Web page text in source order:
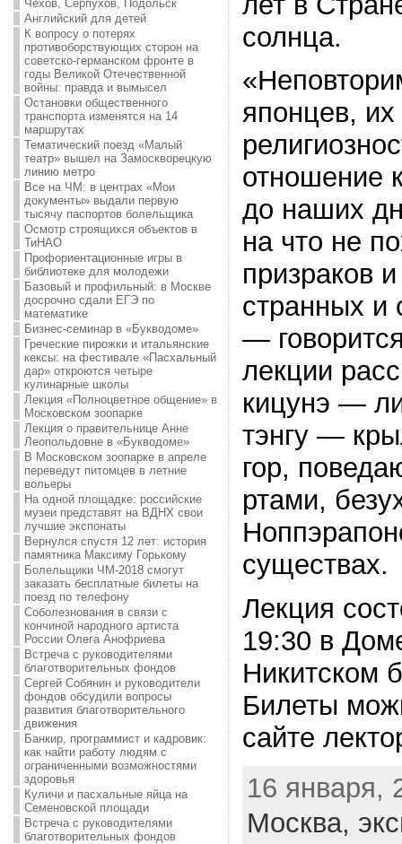
Чехов, Серпухов, Подольск
Английский для детей
К вопросу о потерях
противоборствующих сторон на
советско-германском фронте в
годы Великой Отечественной
войны: правда и вымысел
Остановки общественного
транспорта изменятся на 14
маршрутах
Тематический поезд «Малый
театр» вышел на Замоскворецкую
линию метро
Все на ЧМ: в центрах «Мои
документы» выдали первую
тысячу паспортов болельщика
Осмотр строящихся объектов в
ТиНАО
Профориентационные игры в
библиотеке для молодежи
Базовый и профильный: в Москве
досрочно сдали ЕГЭ по
математике
Бизнес-семинар в «Букводоме»
Греческие пирожки и итальянские
кексы: на фестивале «Пасхальный
дар» откроются четыре
кулинарные школы
Лекция «Полноцветное общение» в
Московском зоопарке
Лекция о правительнице Анне
Леопольдовне в «Букводоме»
В Московском зоопарке в апреле
переведут питомцев в летние
вольеры
На одной площадке: российские
музеи представят на ВДНХ свои
лучшие экспонаты
Вернулся спустя 12 лет: история
памятника Максиму Горькому
Болельщики ЧМ-2018 смогут
заказать бесплатные билеты на
поезд по телефону
Соболезнования в связи с
кончиной народного артиста
России Олега Анофриева
Встреча с руководителями
благотворительных фондов
Сергей Собянин и руководители
фондов обсудили вопросы
развития благотворительного
движения
Банкир, программист и кадровик:
как найти работу людям с
ограниченными возможностями
здоровья
Куличи и пасхальные яйца на
Семеновской площади
Встреча с руководителями
благотворительных фондов
солнца.
японцев,
отношение
до наших
на что не
призраков
странных и
—
лекции
кицунэ —
тэнгу —
гор,
ртами,
существах.
Лекция
19:30 в
Никитском
Билеты
сайте
16 января,
Москва,